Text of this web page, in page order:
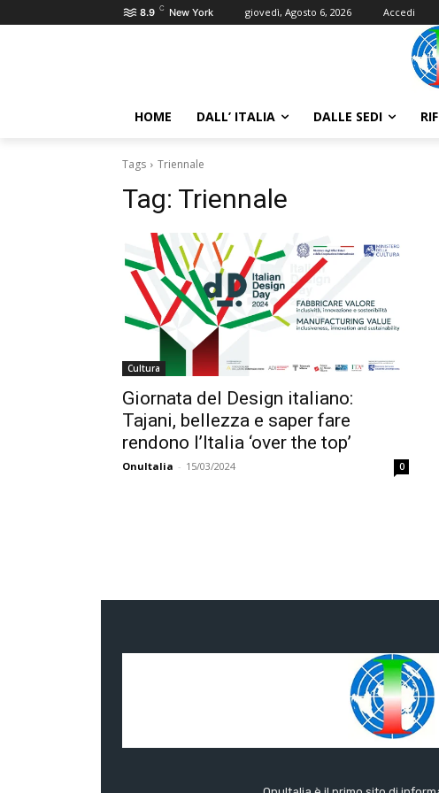
8.9 C New York giovedì, Agosto 6, 2026 Accedi
HOME DALL’ ITALIA DALLE SEDI
Tags Triennale
Tag: Triennale
Cultura
Giornata del Design italiano:
Tajani, bellezza e saper fare
rendono l’Italia ‘over the top’
OnuItalia - 15/03/2024 0